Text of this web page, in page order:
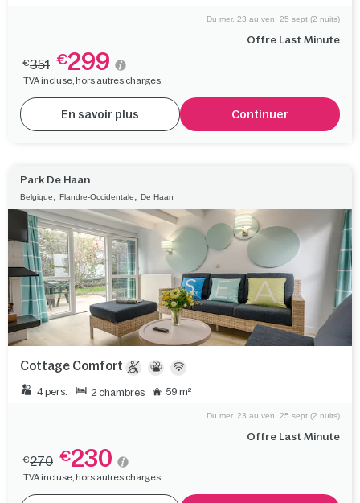
Offre Last Minute
Du mer. 23 au ven. 25 sept (2 nuits)
€351 €299
TVA incluse, hors autres charges.
En savoir plus Continuer
Park De Haan
Belgique Flandre-Occidentale De Haan
Cottage Comfort
4 pers. 2 chambres 59 m²
Offre Last Minute
Du mer. 23 au ven. 25 sept (2 nuits)
€270 €230
TVA incluse, hors autres charges.